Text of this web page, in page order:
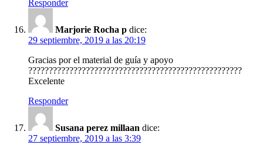
Responder
Marjorie Rocha p dice:
29 septiembre, 2019 a las 20:19
Gracias por el material de guía y apoyo
????????????????????????????????????????????????????
Excelente
Responder
Susana perez millaan dice:
27 septiembre, 2019 a las 3:39